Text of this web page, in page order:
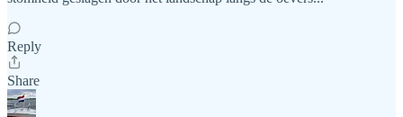
Reply
Share